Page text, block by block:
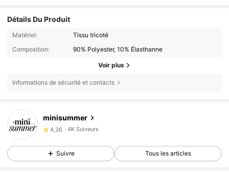
Détails Du Produit
Matériel:
Tissu tricoté
Composition:
90% Polyester, 10% Élasthanne
Voir plus
Informations de sécurité et contacts
minisummer
4,36 4K Suiveurs
4,36 4K Suiveurs
4,36 4K Suiveurs
Suivre Tous les articles